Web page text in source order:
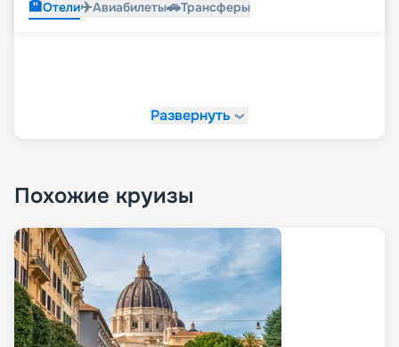
🏨Отели✈️Авиабилеты🚗Трансферы
Развернуть
Похожие круизы